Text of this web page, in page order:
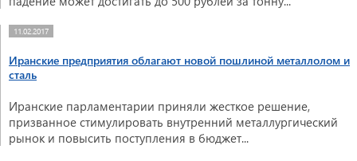
11.02.2017
Иранские предприятия облагают новой пошлиной металлолом и
сталь
Иранские парламентарии приняли жесткое решение,
призванное стимулировать внутренний металлургический
рынок и повысить поступления в бюджет...